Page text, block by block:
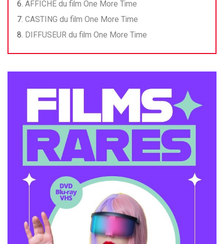
AFFICHE du film One More Time
CASTING du film One More Time
DIFFUSEUR du film One More Time